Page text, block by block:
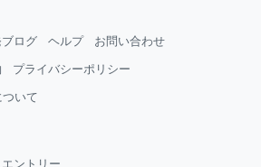
ログ ヘルプ お問い合わせ
プライバシーポリシー
いて
ントリー